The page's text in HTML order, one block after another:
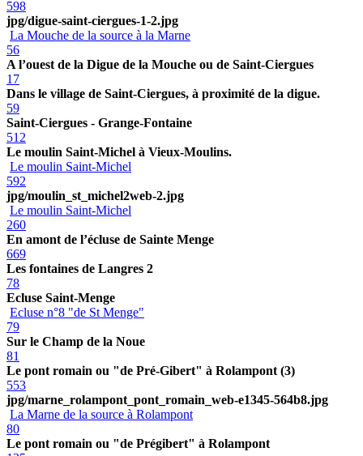
598
jpg/digue-saint-ciergues-1-2.jpg
La Mouche de la source à la Marne
56
A l’ouest de la Digue de la Mouche ou de Saint-Ciergues
17
Dans le village de Saint-Ciergues, à proximité de la digue.
59
Saint-Ciergues - Grange-Fontaine
512
Le moulin Saint-Michel à Vieux-Moulins.
Le moulin Saint-Michel
592
jpg/moulin_st_michel2web-2.jpg
Le moulin Saint-Michel
260
En amont de l’écluse de Sainte Menge
669
Les fontaines de Langres 2
78
Ecluse Saint-Menge
Ecluse n°8 "de St Menge"
79
Sur le Champ de la Noue
81
Le pont romain ou "de Pré-Gibert" à Rolampont (3)
553
jpg/marne_rolampont_pont_romain_web-e1345-564b8.jpg
La Marne de la source à Rolampont
80
Le pont romain ou "de Prégibert" à Rolampont